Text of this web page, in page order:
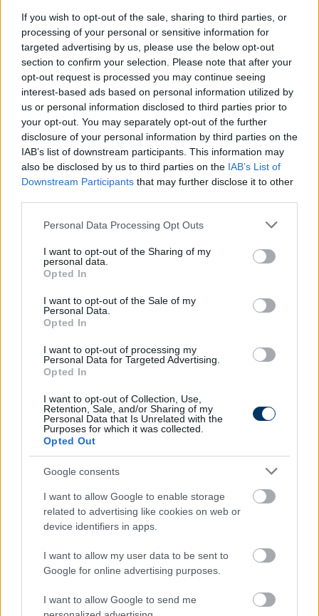
If you wish to opt-out of the sale, sharing to third parties, or
processing of your personal or sensitive information for
targeted advertising by us, please use the below opt-out
section to confirm your selection. Please note that after your
opt-out request is processed you may continue seeing
interest-based ads based on personal information utilized by
us or personal information disclosed to third parties prior to
your opt-out. You may separately opt-out of the further
disclosure of your personal information by third parties on the
IAB’s list of downstream participants. This information may
also be disclosed by us to third parties on the IAB’s List of
Downstream Participants that may further disclose it to other
Please note that this website/app uses one or more Google
not limited to your visit or usage behaviour. You may click to
grant or deny consent to Google and its third-party tags to
use your data for below specified purposes in below Google
consent section.
Personal Data Processing Opt Outs
I want to opt-out of the Sharing of my
personal data.
Opted In
I want to opt-out of the Sale of my
Personal Data.
Opted In
I want to opt-out of processing my
Personal Data for Targeted Advertising.
Opted In
I want to opt-out of Collection, Use,
Retention, Sale, and/or Sharing of my
Personal Data that Is Unrelated with the
Purposes for which it was collected.
Opted Out
Google consents
I want to allow Google to enable storage
related to advertising like cookies on web or
device identifiers in apps.
I want to allow my user data to be sent to
Google for online advertising purposes.
I want to allow Google to send me
kiemelte, hogy
Berecz átigazolásáról a két klub már megegyezett
egymással, a játékos és a borsodi klub között
folyamatosan zajlanak az egyeztetések.
Tóth azt is elmondta, hogy pár apróbb dologban
szükséges dűlőre jutni, ezt követően az 1-szeres
magyar válogatott középpályás 3 éves szerződést
köthet a sárga-kékekkel, majd hozzátette, a klubnak
van egy opciója, melyet szeretnének érvényesíteni,
amint ebben megállapodás születik, pont kerül az
egyezség végére.
A szakmai igazgató bejelentette, hogy
Szeles
Tamás és Dragoner Filip
szerződése június 30-án
járt volna le, a két játékos további két évre, 2022.
június 30-áig kötelezte el magát az együtteshez,
Vajda Sándor 2023. június 30-áig írt alá.Danyl
Ryabenko
tehetségéről, így a fiatal hálóőrrel hosszú távú,
hároméves szerződést fog kötni a klub.
Silye Erikkölcsönadási szerződése június 30-án jár
le, vele kapcsolatban azt mondta a szakember, hogy
a Ferencvároshoz még egyéves szerződés köti, az
egyeztetések zajlanak, de a két klub elképzelései
borsodi klub között nincsen akadálya a közös
folytatásnak.
Itt állíthatod be, hogy a Csakfoci az elsők
között legyen a Google-találatokban